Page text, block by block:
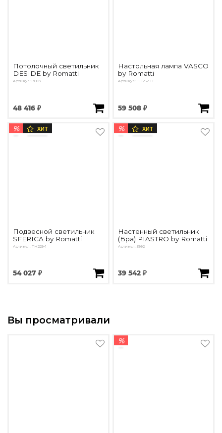
Потолочный светильник
DESIDE by Romatti
Артикул: 8007
48 416 ₽
Настольная лампа VASCO
by Romatti
Артикул: ТН252-1Т
59 508 ₽
% ХИТ
Подвесной светильник
SFERICA by Romatti
Артикул: TH229-1
54 027 ₽
% ХИТ
Настенный светильник
(Бра) PIASTRO by Romatti
Артикул: 3992
39 542 ₽
Вы просматривали
%